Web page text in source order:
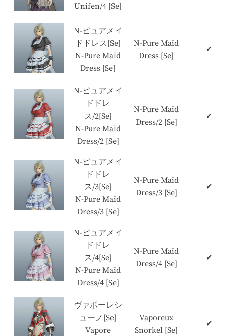
Unifen/4 [Se]
N-ピュアメイ
ドドレス[Se]
N-Pure Maid
Dress [Se]
N-Pure Maid
Dress [Se]
✔
N-ピュアメイ
ドドレ
ス/2[Se]
N-Pure Maid
Dress/2 [Se]
N-Pure Maid
Dress/2 [Se]
✔
N-ピュアメイ
ドドレ
ス/3[Se]
N-Pure Maid
Dress/3 [Se]
N-Pure Maid
Dress/3 [Se]
✔
N-ピュアメイ
ドドレ
ス/4[Se]
N-Pure Maid
Dress/4 [Se]
N-Pure Maid
Dress/4 [Se]
✔
ヴァポーレシ
ューノ[Se]
Vapore
Vaporeux
Snorkel [Se]
✔